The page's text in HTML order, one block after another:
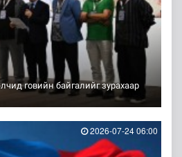
говийн байгалийг зурахаар
2026-07-24 06:00